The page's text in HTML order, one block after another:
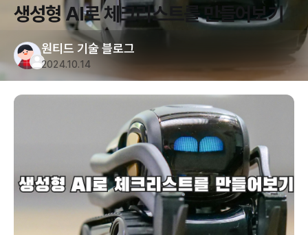
생성형 AI로 체크리스트를 만들어보기
원티드 기술 블로그
2024.10.14